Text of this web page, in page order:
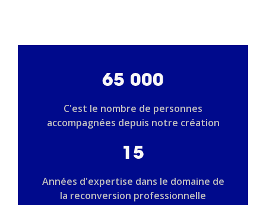
65 000
C'est le nombre de personnes
accompagnées depuis notre création
15
Années d'expertise dans le domaine de
la reconversion professionnelle